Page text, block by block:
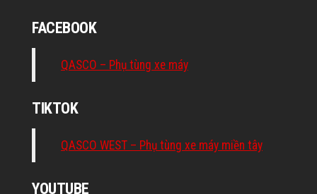
FACEBOOK
QASCO – Phụ tùng xe máy
TIKTOK
QASCO WEST – Phụ tùng xe máy miền tây
YOUTUBE